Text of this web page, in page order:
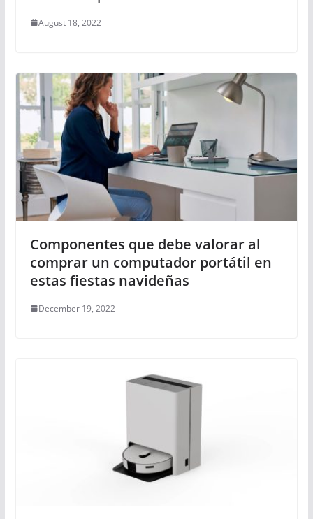
August 18, 2022
Componentes que debe valorar al
comprar un computador portátil en
estas fiestas navideñas
December 19, 2022